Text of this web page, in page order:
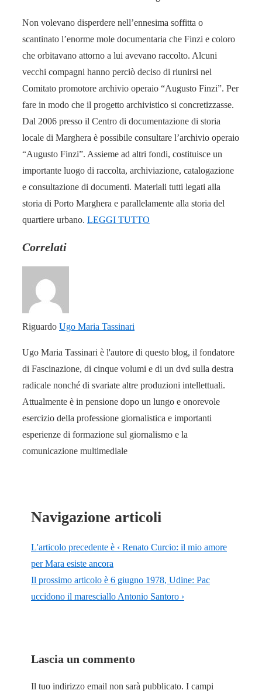
Non volevano disperdere nell’ennesima soffitta o
scantinato l’enorme mole documentaria che Finzi e coloro
che orbitavano attorno a lui avevano raccolto. Alcuni
vecchi compagni hanno perciò deciso di riunirsi nel
Comitato promotore archivio operaio “Augusto Finzi”. Per
fare in modo che il progetto archivistico si concretizzasse.
Dal 2006 presso il Centro di documentazione di storia
locale di Marghera è possibile consultare l’archivio operaio
“Augusto Finzi”. Assieme ad altri fondi, costituisce un
importante luogo di raccolta, archiviazione, catalogazione
e consultazione di documenti. Materiali tutti legati alla
storia di Porto Marghera e parallelamente alla storia del
quartiere urbano. LEGGI TUTTO
Correlati
Riguardo Ugo Maria Tassinari
Ugo Maria Tassinari è l'autore di questo blog, il fondatore
di Fascinazione, di cinque volumi e di un dvd sulla destra
radicale nonché di svariate altre produzioni intellettuali.
Attualmente è in pensione dopo un lungo e onorevole
esercizio della professione giornalistica e importanti
esperienze di formazione sul giornalismo e la
comunicazione multimediale
Navigazione articoli
L'articolo precedente è ‹ Renato Curcio: il mio amore
per Mara esiste ancora
Il prossimo articolo è 6 giugno 1978, Udine: Pac
uccidono il maresciallo Antonio Santoro ›
Lascia un commento
Il tuo indirizzo email non sarà pubblicato. I campi